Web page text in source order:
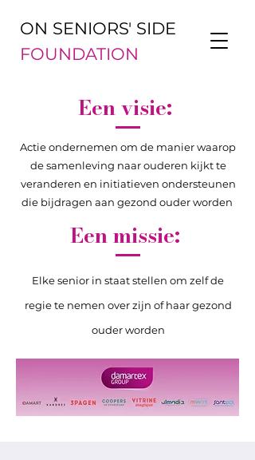
ON SENIORS' SIDE
FOUNDATION
Een visie:
Actie ondernemen om de manier waarop
de samenleving naar ouderen kijkt te
veranderen en initiatieven ondersteunen
die bijdragen aan gezond ouder worden
Een missie:
Elke senior in staat stellen om zelf de
regie te nemen over zijn of haar gezond
ouder worden